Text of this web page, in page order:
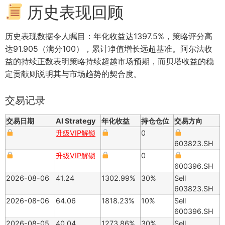
历史表现回顾
历史表现数据令人瞩目：年化收益达1397.5%，策略评分高
达91.905（满分100），累计净值增长远超基准。阿尔法收
益的持续正数表明策略持续超越市场预期，而贝塔收益的稳
定贡献则说明其与市场趋势的契合度。
交易记录
交易日期 AI Strategy 年化收益 持仓仓位 交易方向
升级VIP解锁
0
603823.SH
升级VIP解锁
0
600396.SH
2026-08-06
41.24 1302.99% 30%
Sell
603823.SH
2026-08-06
64.06 1818.23% 10%
Sell
600396.SH
2026-08-05
40.04 1273.86% 30% Sell